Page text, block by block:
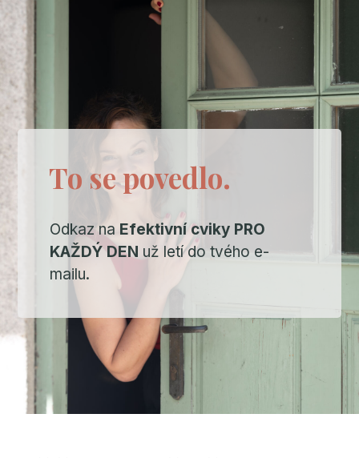
To se povedlo.
Odkaz na Efektivní cviky PRO
KAŽDÝ DEN už letí do tvého e-
mailu.